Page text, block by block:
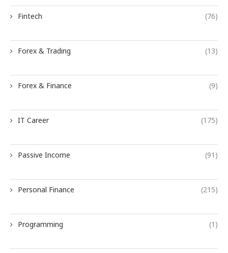
Fintech (76)
Forex & Trading (13)
Forex & Finance (9)
IT Career (175)
Passive Income (91)
Personal Finance (215)
Programming (1)